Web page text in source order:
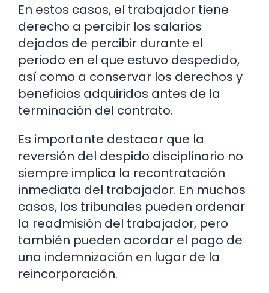
En estos casos, el trabajador tiene
derecho a percibir los salarios
dejados de percibir durante el
periodo en el que estuvo despedido,
así como a conservar los derechos y
beneficios adquiridos antes de la
terminación del contrato.
Es importante destacar que la
reversión del despido disciplinario no
siempre implica la recontratación
inmediata del trabajador. En muchos
casos, los tribunales pueden ordenar
la readmisión del trabajador, pero
también pueden acordar el pago de
una indemnización en lugar de la
reincorporación.